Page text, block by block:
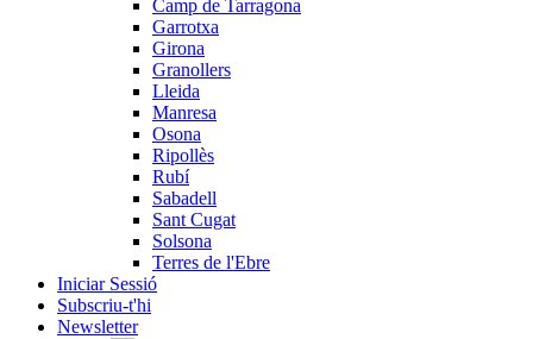
Camp de Tarragona
Garrotxa
Girona
Granollers
Lleida
Manresa
Osona
Ripollès
Rubí
Sabadell
Sant Cugat
Solsona
Terres de l'Ebre
Iniciar Sessió
Subscriu-t'hi
Newsletter